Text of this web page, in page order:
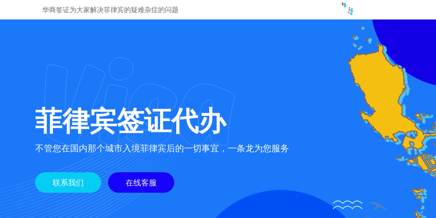
华商签证为大家解决菲律宾的疑难杂症的问题
菲律宾签证代办
不管您在国内那个城市入境菲律宾后的一切事宜，一条龙为您服务
联系我们 在线客服